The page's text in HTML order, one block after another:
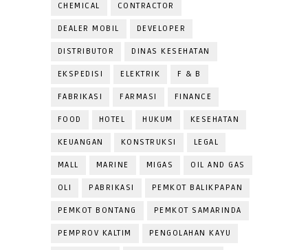
CHEMICAL CONTRACTOR
DEALER MOBIL DEVELOPER
DISTRIBUTOR DINAS KESEHATAN
EKSPEDISI ELEKTRIK F & B
FABRIKASI FARMASI FINANCE
FOOD HOTEL HUKUM KESEHATAN
KEUANGAN KONSTRUKSI LEGAL
MALL MARINE MIGAS OIL AND GAS
OLI PABRIKASI PEMKOT BALIKPAPAN
PEMKOT BONTANG PEMKOT SAMARINDA
PEMPROV KALTIM PENGOLAHAN KAYU